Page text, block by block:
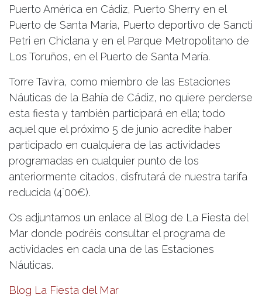
Puerto América en Cádiz, Puerto Sherry en el
Puerto de Santa María, Puerto deportivo de Sancti
Petri en Chiclana y en el Parque Metropolitano de
Los Toruños, en el Puerto de Santa María.
Torre Tavira, como miembro de las Estaciones
Náuticas de la Bahía de Cádiz, no quiere perderse
esta fiesta y también participará en ella; todo
aquel que el próximo 5 de junio acredite haber
participado en cualquiera de las actividades
programadas en cualquier punto de los
anteriormente citados, disfrutará de nuestra tarifa
reducida (4´00€).
Os adjuntamos un enlace al Blog de La Fiesta del
Mar donde podréis consultar el programa de
actividades en cada una de las Estaciones
Náuticas.
Blog La Fiesta del Mar